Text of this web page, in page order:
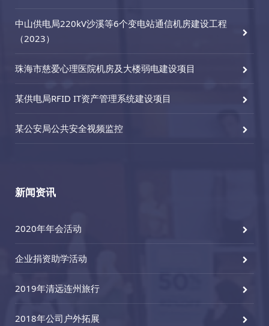
中山供电局220kV沙溪等6个变电站通信机房建设工程
（2023）
珠海市慈爱心理医院机房及大楼弱电建设项目
某供电局RFID IT资产管理系统建设项目
某公安局公共安全视频监控
新闻资讯
2020年年会活动
企业捐资助学活动
2019年清远连州旅行
2018年公司户外拓展